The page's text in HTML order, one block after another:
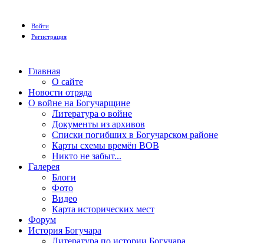
Войти
Регистрация
Главная
О сайте
Новости отряда
О войне на Богучарщине
Литература о войне
Документы из архивов
Списки погибших в Богучарском районе
Карты схемы времён ВОВ
Никто не забыт...
Галерея
Блоги
Фото
Видео
Карта исторических мест
Форум
История Богучара
Литература по истории Богучара